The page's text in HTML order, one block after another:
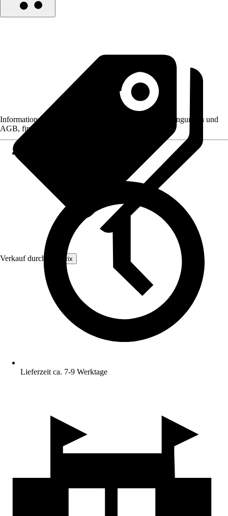
Verkauf durch: Arborix
Informationen des Verkäufers, wie z. B. Rückgabebedingungen und
AGB, finden Sie bei Klick auf den Verkäufernamen.
Lieferzeit ca. 7-9 Werktage